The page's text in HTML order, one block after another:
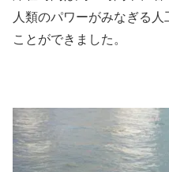
人類のパワーがみなぎる
ことができました。